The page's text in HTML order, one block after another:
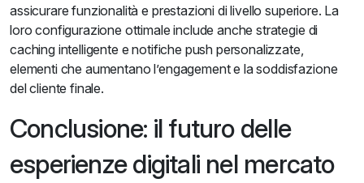
assicurare funzionalità e prestazioni di livello superiore. La
loro configurazione ottimale include anche strategie di
caching intelligente e notifiche push personalizzate,
elementi che aumentano l’engagement e la soddisfazione
del cliente finale.
Conclusione: il futuro delle
esperienze digitali nel mercato